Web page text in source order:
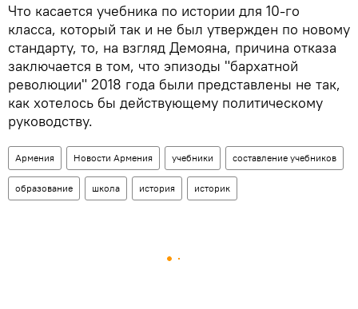
Что касается учебника по истории для 10-го
класса, который так и не был утвержден по новому
стандарту, то, на взгляд Демояна, причина отказа
заключается в том, что эпизоды "бархатной
революции" 2018 года были представлены не так,
как хотелось бы действующему политическому
руководству.
Армения Новости Армения учебники составление учебников
образование школа история историк